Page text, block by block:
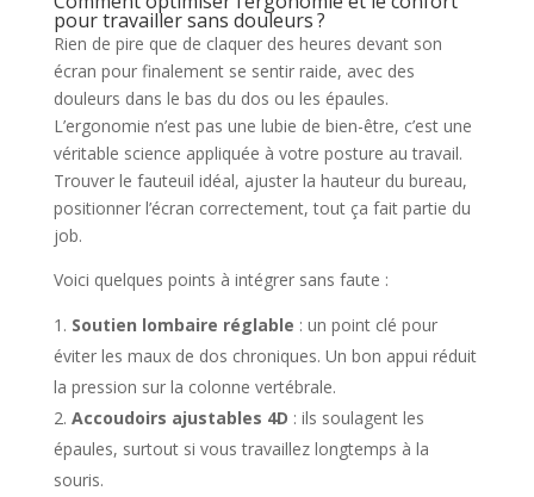
pour travailler sans douleurs ?
Rien de pire que de claquer des heures devant son
écran pour finalement se sentir raide, avec des
douleurs dans le bas du dos ou les épaules.
L’ergonomie n’est pas une lubie de bien-être, c’est une
véritable science appliquée à votre posture au travail.
Trouver le fauteuil idéal, ajuster la hauteur du bureau,
positionner l’écran correctement, tout ça fait partie du
job.
Voici quelques points à intégrer sans faute :
Soutien lombaire réglable : un point clé pour
éviter les maux de dos chroniques. Un bon appui réduit
la pression sur la colonne vertébrale.
Accoudoirs ajustables 4D : ils soulagent les
épaules, surtout si vous travaillez longtemps à la
souris.